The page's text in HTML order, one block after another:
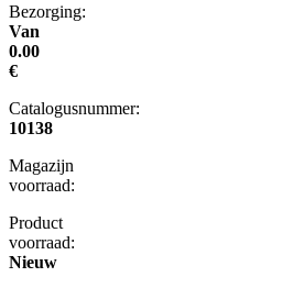
Bezorging:
Van
0.00
€
Catalogusnummer:
10138
Magazijn
voorraad:
Product
voorraad:
Nieuw